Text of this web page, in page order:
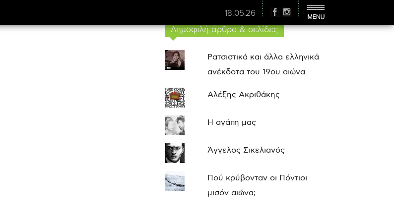
18.05.26
Δημοφιλή άρθρα & σελίδες
Ρατσιστικά και άλλα ελληνικά
ανέκδοτα του 19ου αιώνα
Αλέξης Ακριθάκης
Η αγάπη μας
Άγγελος Σικελιανός
Πού κρύβονταν οι Πόντιοι
μισόν αιώνα;